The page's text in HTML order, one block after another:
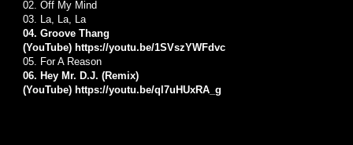
02. Off My Mind
03. La, La, La
04. Groove Thang
(YouTube) https://youtu.be/1SVszYWFdvc
05. For A Reason
06. Hey Mr. D.J. (Remix)
(YouTube) https://youtu.be/ql7uHUxRA_g